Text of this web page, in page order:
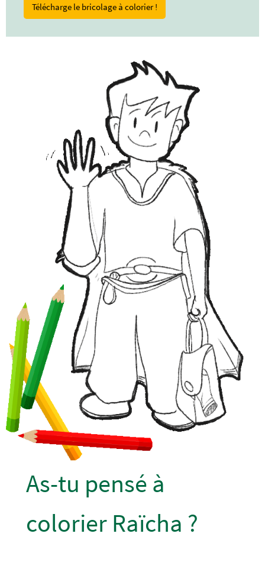
Télécharge le bricolage à colorier !
As-tu pensé à
colorier Raïcha ?